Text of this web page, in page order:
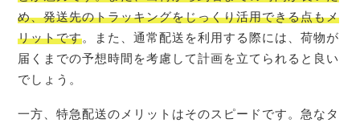
め、発送先のトラッキングをじっくり活用できる点もメ
リットです。また、通常配送を利用する際には、荷物が
届くまでの予想時間を考慮して計画を立てられると良い
でしょう。
一方、特急配送のメリットはそのスピードです。急なタ